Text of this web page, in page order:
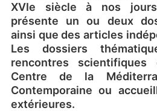
XVIe siècle à nos
présente un ou deux
ainsi que des articles
Les dossiers
rencontres
Centre de la
Contemporaine ou
extérieures.